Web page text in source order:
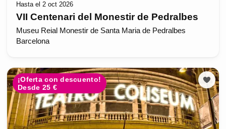
Hasta el 2 oct 2026
VII Centenari del Monestir de Pedralbes
Museu Reial Monestir de Santa Maria de Pedralbes
Barcelona
¡Oferta con descuento!
Desde 25 €